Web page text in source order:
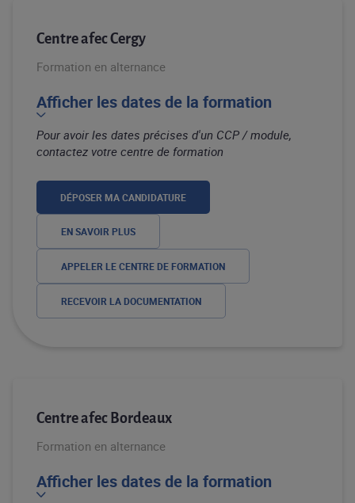
Centre afec Cergy
Formation en alternance
Afficher les dates de la formation
Pour avoir les dates précises d'un CCP / module,
contactez votre centre de formation
DÉPOSER MA CANDIDATURE
EN SAVOIR PLUS
APPELER LE CENTRE DE FORMATION
RECEVOIR LA DOCUMENTATION
Centre afec Bordeaux
Formation en alternance
Afficher les dates de la formation